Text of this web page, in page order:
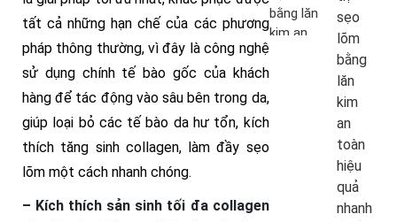
tất cả những hạn chế của các phương
pháp thông thường, vì đây là công nghệ
sử dụng chính tế bào gốc của khách
hàng để tác động vào sâu bên trong da,
giúp loại bỏ các tế bào da hư tổn, kích
thích tăng sinh collagen, làm đầy sẹo
lõm một cách nhanh chóng.
– Kích thích sản sinh tối đa collagen
sẹo
lõm
bằng
lăn
kim
an
toàn
hiệu
quả
nhanh